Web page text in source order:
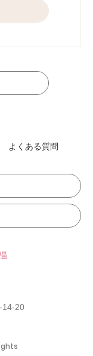
14-20
よくある質問